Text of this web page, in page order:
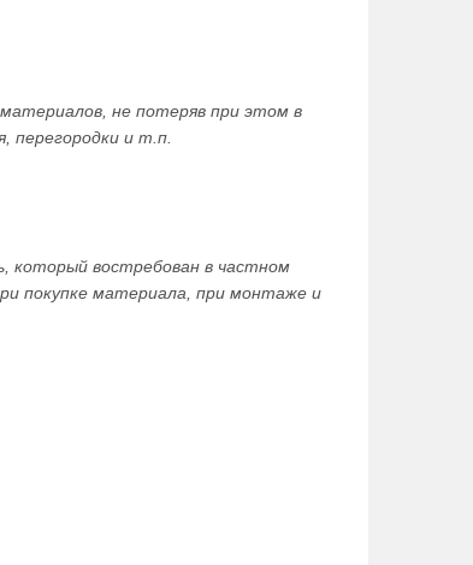
не потеряв при этом в
перегородки и т.п.
который востребован в частном
покупке материала, при монтаже и